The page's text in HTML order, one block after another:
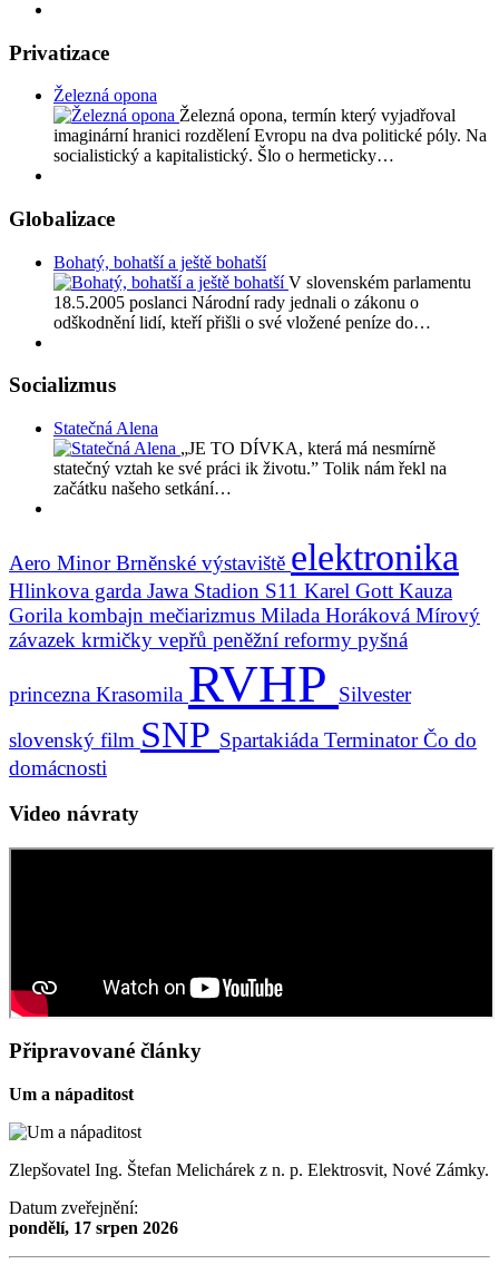
Privatizace
Železná opona
Železná opona, termín který vyjadřoval
imaginární hranici rozdělení Evropu na dva politické póly. Na
socialistický a kapitalistický. Šlo o hermeticky…
Globalizace
Bohatý, bohatší a ještě bohatší
V slovenském parlamentu
18.5.2005 poslanci Národní rady jednali o zákonu o
odškodnění lidí, kteří přišli o své vložené peníze do…
Socializmus
Statečná Alena
„JE TO DÍVKA, která má nesmírně
statečný vztah ke své práci ik životu.” Tolik nám řekl na
začátku našeho setkání…
Aero MinorBrněnské výstaviště elektronika
Hlinkova garda Jawa Stadion S11 Karel Gott Kauza
Gorila kombajn mečiarizmus Milada Horáková Mírový
závazek krmičky vepřů peněžní reformy pyšná
princezna Krasomila RVHP
Silvester
slovenský film SNP Spartakiáda TerminatorČo do
domácnosti
Video návraty
Připravované články
Um a nápaditost
Zlepšovatel Ing. Štefan Melichárek z n. p. Elektrosvit, Nové Zámky.
Datum zveřejnění:
pondělí, 17 srpen 2026